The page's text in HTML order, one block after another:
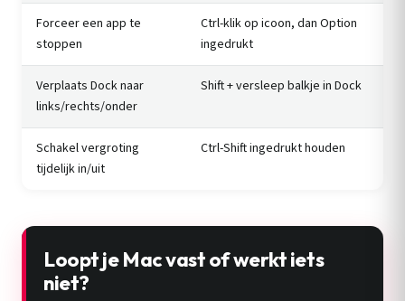
Forceer een app te
stoppen
Ctrl-klik op icoon, dan Option
ingedrukt
Verplaats Dock naar
links/rechts/onder
Shift + versleep balkje in Dock
Schakel vergroting
tijdelijk in/uit
Ctrl-Shift ingedrukt houden
Loopt je Mac vast of werkt iets
niet?